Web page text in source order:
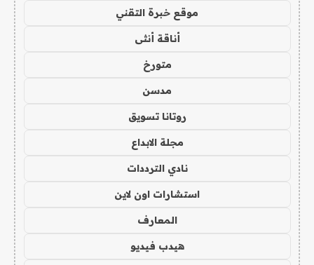
موقع خبرة التقني
أناقة أنثى
متورخ
مدسن
روتانا تسويق
مجلة الابداع
نادي الترددات
استشارات اون لاين
المعارف
هيدب فيديو